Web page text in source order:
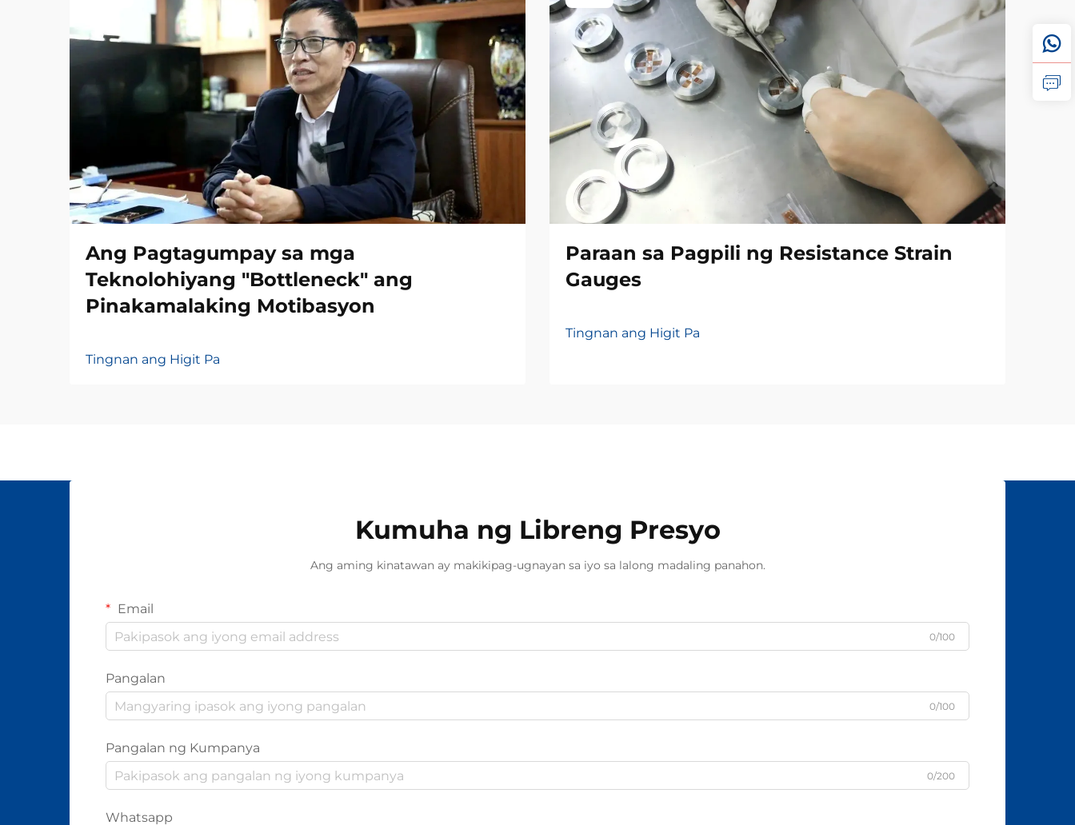
Ang Pagtagumpay sa mga
Teknolohiyang "Bottleneck" ang
Pinakamalaking Motibasyon
Tingnan ang Higit Pa
Paraan sa Pagpili ng Resistance Strain
Gauges
Tingnan ang Higit Pa
Kumuha ng Libreng Presyo
Ang aming kinatawan ay makikipag-ugnayan sa iyo sa lalong madaling panahon.
Email
0/100
Pangalan
0/100
Pangalan ng Kumpanya
0/200
Whatsapp